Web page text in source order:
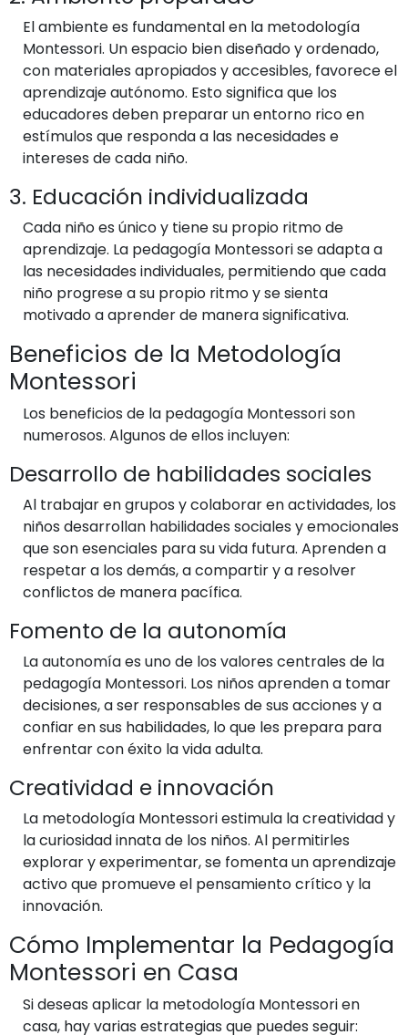
El ambiente es fundamental en la metodología
Montessori. Un espacio bien diseñado y ordenado,
con materiales apropiados y accesibles, favorece el
aprendizaje autónomo. Esto significa que los
educadores deben preparar un entorno rico en
estímulos que responda a las necesidades e
intereses de cada niño.
3. Educación individualizada
Cada niño es único y tiene su propio ritmo de
aprendizaje. La pedagogía Montessori se adapta a
las necesidades individuales, permitiendo que cada
niño progrese a su propio ritmo y se sienta
motivado a aprender de manera significativa.
Beneficios de la Metodología
Montessori
Los beneficios de la pedagogía Montessori son
numerosos. Algunos de ellos incluyen:
Desarrollo de habilidades sociales
Al trabajar en grupos y colaborar en actividades, los
niños desarrollan habilidades sociales y emocionales
que son esenciales para su vida futura. Aprenden a
respetar a los demás, a compartir y a resolver
conflictos de manera pacífica.
Fomento de la autonomía
La autonomía es uno de los valores centrales de la
pedagogía Montessori. Los niños aprenden a tomar
decisiones, a ser responsables de sus acciones y a
confiar en sus habilidades, lo que les prepara para
enfrentar con éxito la vida adulta.
Creatividad e innovación
La metodología Montessori estimula la creatividad y
la curiosidad innata de los niños. Al permitirles
explorar y experimentar, se fomenta un aprendizaje
activo que promueve el pensamiento crítico y la
innovación.
Cómo Implementar la Pedagogía
Montessori en Casa
Si deseas aplicar la metodología Montessori en
casa, hay varias estrategias que puedes seguir: